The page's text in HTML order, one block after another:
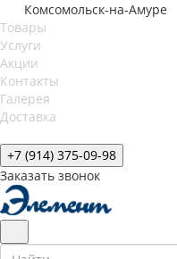
Комсомольск-на-Амуре
Товары
Услуги
Акции
Контакты
Галерея
Доставка
+7 (914) 375-09-98
Заказать звонок